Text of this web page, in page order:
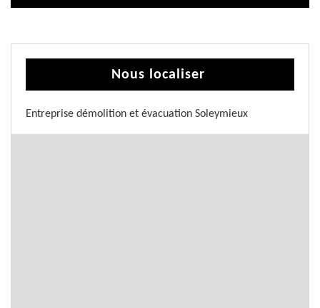
Nous localiser
Entreprise démolition et évacuation Soleymieux